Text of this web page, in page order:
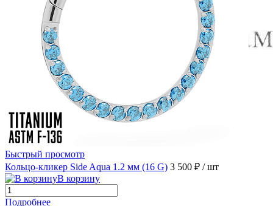
Быстрый просмотр
Кольцо-кликер Side Aqua 1.2 мм (16 G) 3 500 ₽ / шт
В корзину
Подробнее